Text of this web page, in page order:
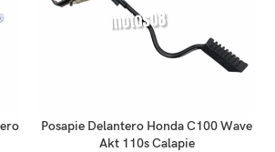
AÑADIR AL CARRITO
Posapie Delantero Honda C100 Wave
Akt 110s Calapie